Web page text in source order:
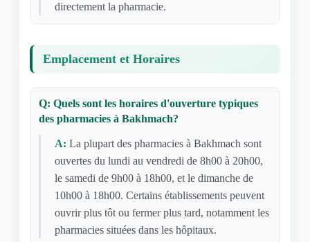
directement la pharmacie.
Emplacement et Horaires
Q: Quels sont les horaires d'ouverture typiques
des pharmacies à Bakhmach?
A: La plupart des pharmacies à Bakhmach sont
ouvertes du lundi au vendredi de 8h00 à 20h00,
le samedi de 9h00 à 18h00, et le dimanche de
10h00 à 18h00. Certains établissements peuvent
ouvrir plus tôt ou fermer plus tard, notamment les
pharmacies situées dans les hôpitaux.